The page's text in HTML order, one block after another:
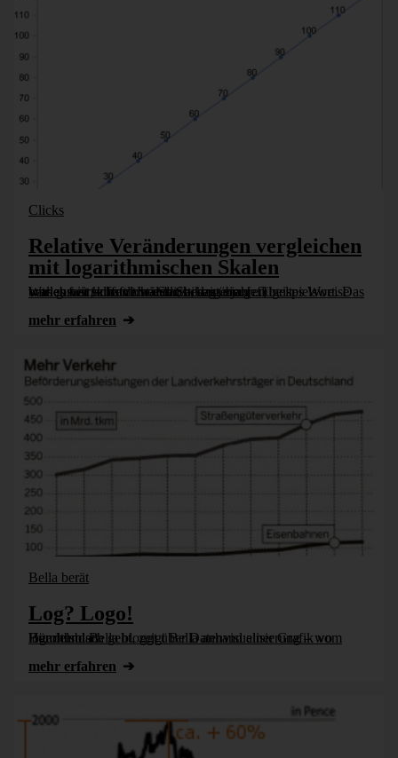
Clicks
Relative Veränderungen vergleichen
mit logarithmischen Skalen
Was gut ist, kommt wieder, besagt ein geflügeltes Wort. Das wollen wir hoffen! In den Sechzigerjahren beispielsweise war es fast selbstverständlich, dass man betriebswirtschaftliche Statistiken über [...]
mehr erfahren
Bella berät
Log? Logo!
Bürohund Bella bloggt über Datenvisualisierung – wo logarithmisch geht, zeigt Bella anhand einer Grafik vom Handelsblatt.
mehr erfahren